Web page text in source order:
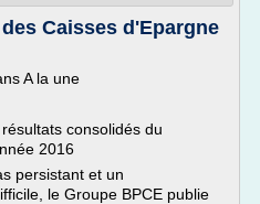
Caisses d'Epargne
A la une
consolidés du
2016
persistant et un
le Groupe BPCE publie